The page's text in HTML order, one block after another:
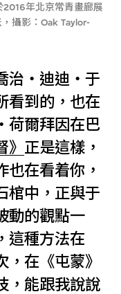
年北京常青畫廊展
攝影：Oak Taylor-
治‧迪迪‧于
看到的，也在
荷爾拜因在巴
》 正是這樣，
也在看着你，
棺中，正與于
動的觀點一
這種方法在
，在《屯蒙》
，能跟我說說